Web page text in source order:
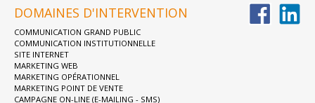
DOMAINES D'INTERVENTION
COMMUNICATION GRAND PUBLIC
COMMUNICATION INSTITUTIONNELLE
SITE INTERNET
MARKETING WEB
MARKETING OPÉRATIONNEL
MARKETING POINT DE VENTE
CAMPAGNE ON-LINE (E-MAILING - SMS)